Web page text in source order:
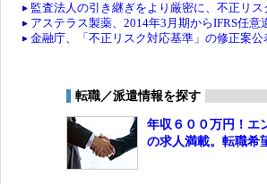
監査法人の引き継ぎをより厳密に、不正リ
アステラス製薬、2014年3月期からIFRS任意
金融庁、「不正リスク対応基準」の修正案公
転職／派遣情報を探す
年収６００万円！エ
の求人満載。転職希